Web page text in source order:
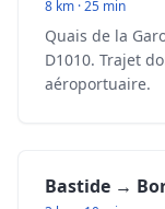
8 km · 25 min
Quais de la
D1010. Trajet
aéroportuaire.
Bastide →